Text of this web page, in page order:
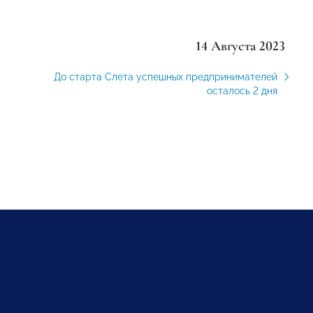
14 Августа 2023
До старта Слета успешных предпринимателей
осталось 2 дня